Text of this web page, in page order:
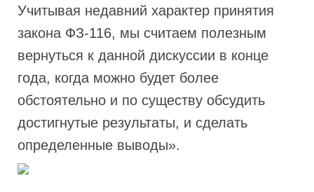
Учитывая недавний характер принятия
закона ФЗ-116, мы считаем полезным
вернуться к данной дискуссии в конце
года, когда можно будет более
обстоятельно и по существу обсудить
достигнутые результаты, и сделать
определенные выводы».